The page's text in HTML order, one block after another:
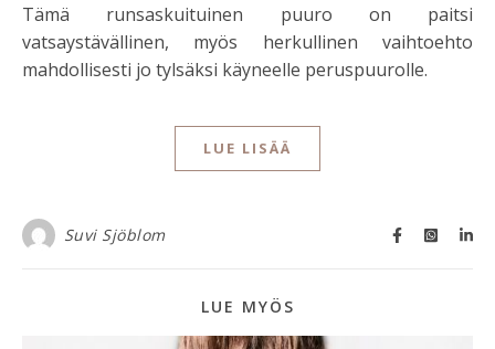
Tämä runsaskuituinen puuro on paitsi
vatsaystävällinen, myös herkullinen vaihtoehto
mahdollisesti jo tylsäksi käyneelle peruspuurolle.
LUE LISÄÄ
Suvi Sjöblom
LUE MYÖS